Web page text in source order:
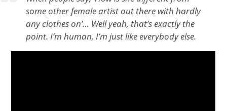
some other female artist out there with hardly
any clothes on’… Well yeah, that’s exactly the
point. I’m human, I’m just like everybody else.